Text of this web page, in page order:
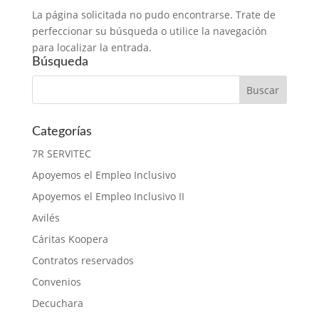
La página solicitada no pudo encontrarse. Trate de
perfeccionar su búsqueda o utilice la navegación
para localizar la entrada.
Búsqueda
Categorías
7R SERVITEC
Apoyemos el Empleo Inclusivo
Apoyemos el Empleo Inclusivo II
Avilés
Cáritas Koopera
Contratos reservados
Convenios
Decuchara